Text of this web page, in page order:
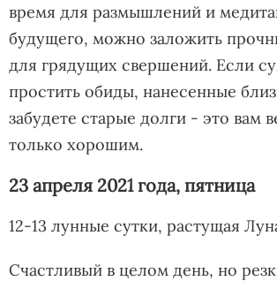
время для размышлений и
будущего, можно заложить
для грядущих свершений. Если
простить обиды, нанесенные
забудете старые долги - это вам
только хорошим.
23 апреля 2021 года, пятница
12-13 лунные сутки, растущая
Счастливый в целом день, но